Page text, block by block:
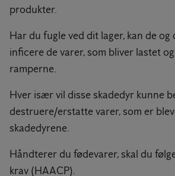
produkter.
Har du fugle ved dit lager, kan de
inficere de varer, som bliver lastet
ramperne.
Hver især vil disse skadedyr kunne
destruere/erstatte varer, som er
skadedyrene.
Håndterer du fødevarer, skal du
krav (HAACP).